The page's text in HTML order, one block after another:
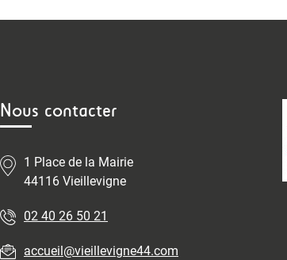
Nous contacter
1 Place de la Mairie
44116 Vieillevigne
02 40 26 50 21
accueil@vieillevigne44.com